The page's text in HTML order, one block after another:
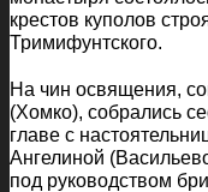
крестов куполов
Тримифунтского.
На чин освящения,
(Хомко), собрались
главе с
Ангелиной
под руководством